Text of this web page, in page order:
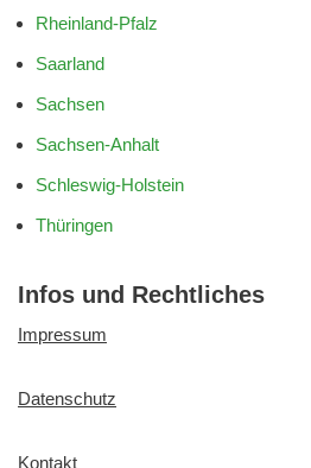
Rheinland-Pfalz
Saarland
Sachsen
Sachsen-Anhalt
Schleswig-Holstein
Thüringen
Infos und Rechtliches
Impressum
Datenschutz
Kontakt